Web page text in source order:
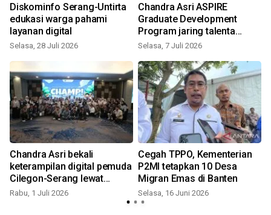
Diskominfo Serang-Untirta
edukasi warga pahami
layanan digital
Selasa, 28 Juli 2026
Chandra Asri ASPIRE
Graduate Development
Program jaring talenta
muda Indonesia
Selasa, 7 Juli 2026
Chandra Asri bekali
keterampilan digital pemuda
Cilegon-Serang lewat
CHAMP! Journey
Rabu, 1 Juli 2026
Cegah TPPO, Kementerian
P2MI tetapkan 10 Desa
Migran Emas di Banten
Selasa, 16 Juni 2026